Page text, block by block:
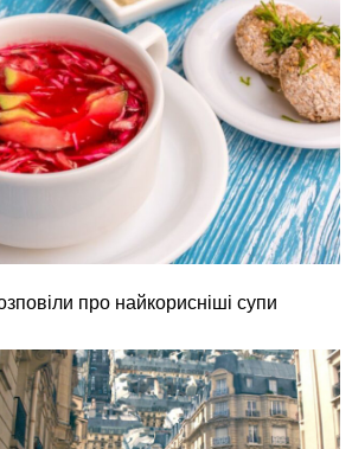
про найкорисніші супи